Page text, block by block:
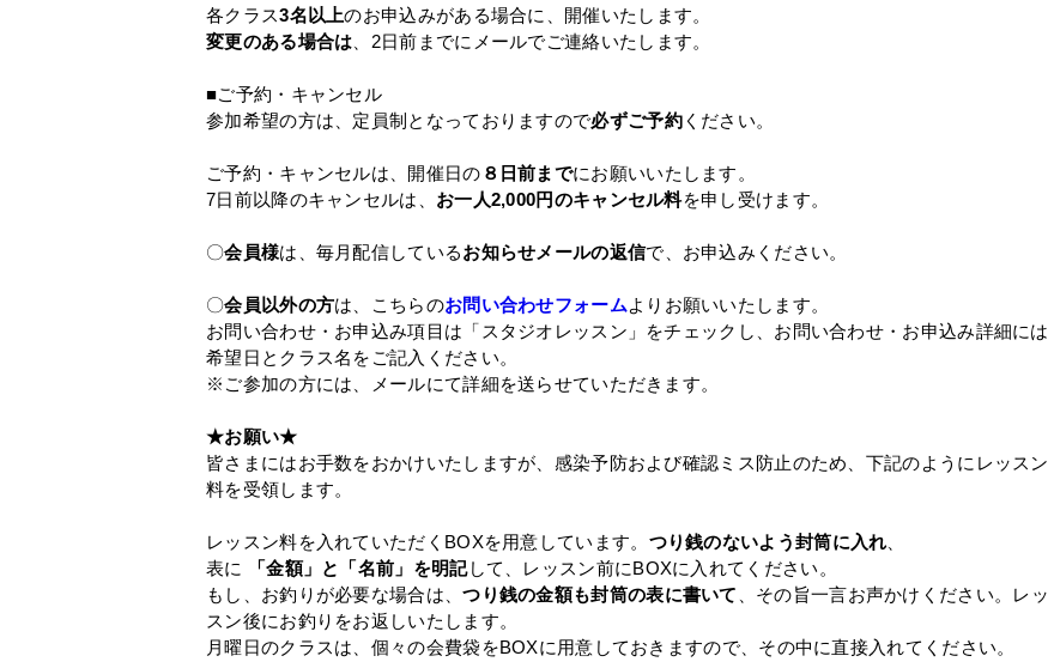
各クラス3名以上のお申込みがある場合に、開催いたします。
変更のある場合は 、2日前までにメールでご連絡いたします。
■ご予約・キャンセル
参加希望の方は、定員制となっておりますので必ずご予約ください。
ご予約・キャンセルは、開催日の ８日前までにお願いいたします。
7日前以降のキャンセルは、 お一人2,000円のキャンセル料を申し受けます。
〇会員様は、毎月配信しているお知らせメールの返信で、お申込みください。
〇会員以外の方は、こちらのお問い合わせフォームよりお願いいたします。
お問い合わせ・お申込み項目は「スタジオレッスン」をチェックし、お問い合わせ・お申込み詳細には
希望日とクラス名をご記入ください。
※ご参加の方には、メールにて詳細を送らせていただきます。
★お願い★
皆さまにはお手数をおかけいたしますが、感染予防および確認ミス防止のため、下記のようにレッスン
料を受領します。
レッスン料を入れていただくBOXを用意しています。 つり銭のないよう封筒に入れ、
表に
「金額」と「名前」を明記して、レッスン前にBOXに入れてください。
もし、お釣りが必要な場合は、つり銭の金額も封筒の表に書いて
、その旨一言お声かけください。レッ
スン後にお釣りをお返しいたします。
月曜日のクラスは、個々の会費袋をBOXに用意しておきますので、その中に直接入れてください。